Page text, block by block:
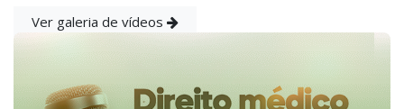
Ver galeria de vídeos